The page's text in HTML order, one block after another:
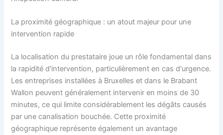
La proximité géographique : un atout majeur pour une
intervention rapide
La localisation du prestataire joue un rôle fondamental dans
la rapidité d'intervention, particulièrement en cas d'urgence.
Les entreprises installées à Bruxelles et dans le Brabant
Wallon peuvent généralement intervenir en moins de 30
minutes, ce qui limite considérablement les dégâts causés
par une canalisation bouchée. Cette proximité
géographique représente également un avantage